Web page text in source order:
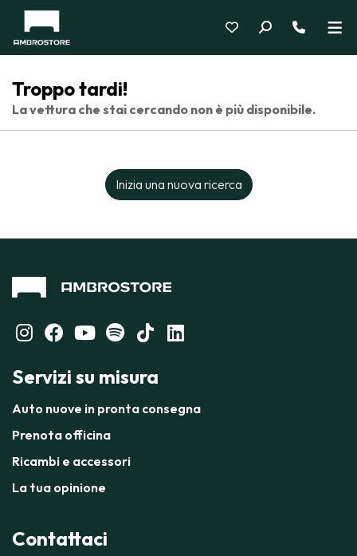
Troppo tardi!
La vettura che stai cercando non è più disponibile.
Inizia una nuova ricerca
Servizi su misura
Auto nuove in pronta consegna
Prenota officina
Ricambi e accessori
La tua opinione
Contattaci